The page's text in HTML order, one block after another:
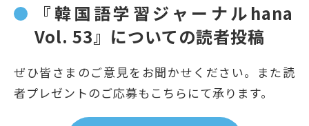
『韓国語学習ジャーナルhana
Vol. 53』についての読者投稿
ぜひ皆さまのご意見をお聞かせください。また読
者プレゼントのご応募もこちらにて承ります。